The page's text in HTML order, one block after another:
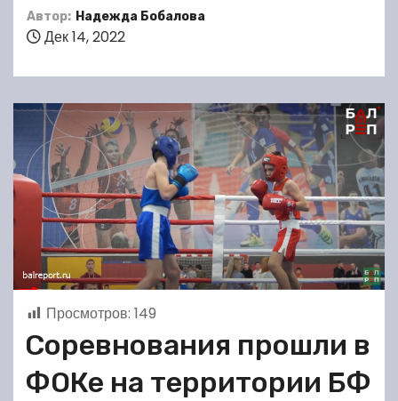
Автор: Надежда Бобалова
Дек 14, 2022
Просмотров: 149
Соревнования прошли в
ФОКе на территории БФ